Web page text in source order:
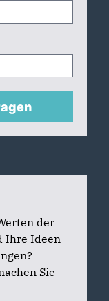
der
Ihre Ideen
Sie